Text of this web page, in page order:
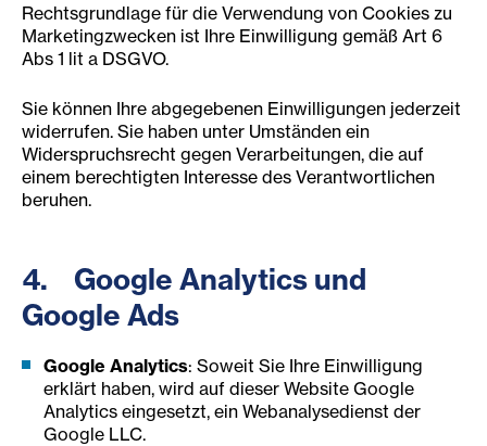
Rechtsgrundlage für die Verwendung von Cookies zu
Marketingzwecken ist Ihre Einwilligung gemäß Art 6
Abs 1 lit a DSGVO.
Sie können Ihre abgegebenen Einwilligungen jederzeit
widerrufen. Sie haben unter Umständen ein
Widerspruchsrecht gegen Verarbeitungen, die auf
einem berechtigten Interesse des Verantwortlichen
beruhen.
4. Google Analytics und
Google Ads
Google Analytics: Soweit Sie Ihre Einwilligung
erklärt haben, wird auf dieser Website Google
Analytics eingesetzt, ein Webanalysedienst der
Google LLC.